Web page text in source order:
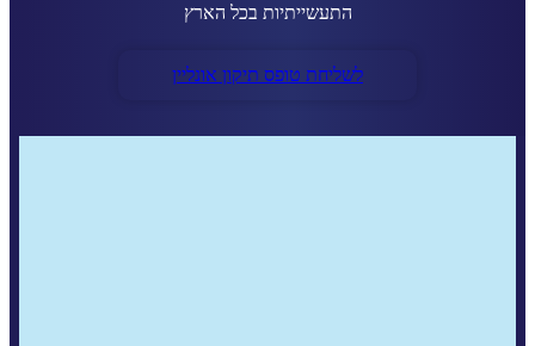
התעשייתיות בכל הארץ
לשליחת טופס תיקון אונליין